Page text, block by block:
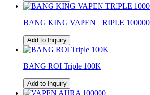
BANG KING VAPEN TRIPLE 100000
Add to Inquiry
BANG ROI Triple 100K
Add to Inquiry